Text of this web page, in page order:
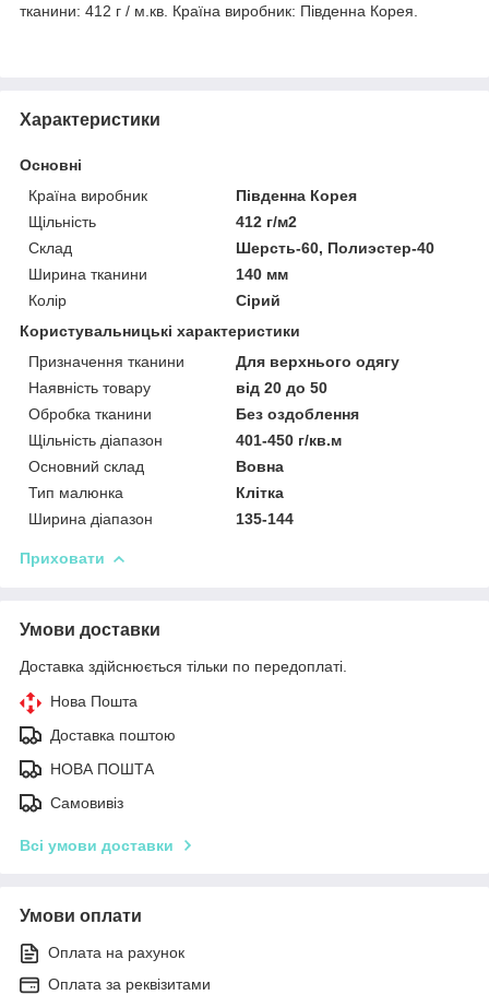
тканини: 412 г / м.кв. Країна виробник: Південна Корея.
Характеристики
Основні
Країна виробник
Південна Корея
Щільність
412 г/м2
Склад
Шерсть-60, Полиэстер-40
Ширина тканини
140 мм
Колір
Сірий
Користувальницькі характеристики
Призначення тканини
Для верхнього одягу
Наявність товару
від 20 до 50
Обробка тканини
Без оздоблення
Щільність діапазон
401-450 г/кв.м
Основний склад
Вовна
Тип малюнка
Клітка
Ширина діапазон
135-144
Приховати
Умови доставки
Доставка здійснюється тільки по передоплаті.
Нова Пошта
Доставка поштою
НОВА ПОШТА
Самовивіз
Всі умови доставки
Умови оплати
Оплата на рахунок
Оплата за реквізитами